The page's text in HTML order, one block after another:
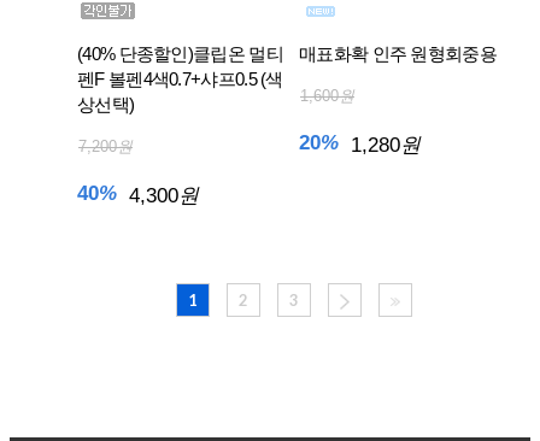
(40% 단종할인)클립온 멀티
펜F 볼펜4색0.7+샤프0.5 (색
상선택)
7,200원
40% 4,300원
매표화확 인주 원형회중용
1,600원
20% 1,280원
1 2 3